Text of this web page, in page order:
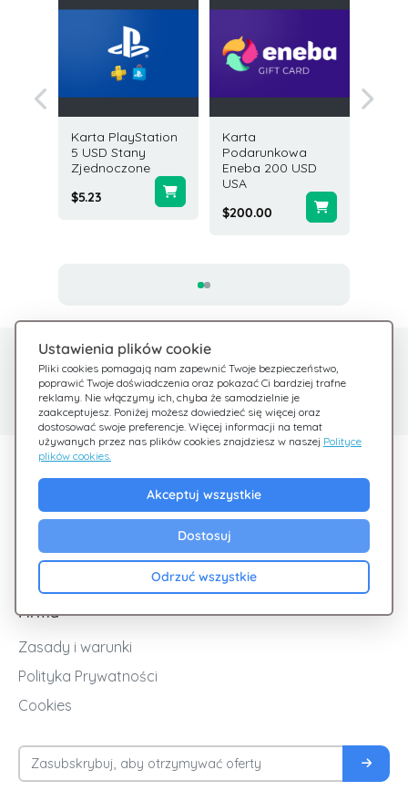
Karta PlayStation
5 USD Stany
Zjednoczone
$5.23
Karta
Podarunkowa
Eneba 200 USD
USA
$200.00
Ustawienia plików cookie
Pliki cookies pomagają nam zapewnić Twoje bezpieczeństwo,
poprawić Twoje doświadczenia oraz pokazać Ci bardziej trafne
reklamy. Nie włączymy ich, chyba że samodzielnie je
zaakceptujesz. Poniżej możesz dowiedzieć się więcej oraz
dostosować swoje preferencje. Więcej informacji na temat
używanych przez nas plików cookies znajdziesz w naszej Polityce
plików cookies.
Akceptuj wszystkie
Dostosuj
Odrzuć wszystkie
Potrzebujesz pomocy?
Jesteśmy tu dla Ciebie
Centrum pomocy
Sprawdź nasze FAQ
Odkryj Giftsy
Cashback
Blog
Firma
Zasady i warunki
Polityka Prywatności
Cookies